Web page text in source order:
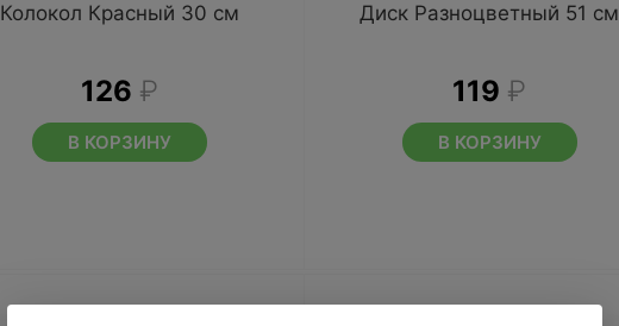
Колокол Красный 30 см
126 ₽
В КОРЗИНУ
Диск Разноцветный 51 см
119 ₽
В КОРЗИНУ